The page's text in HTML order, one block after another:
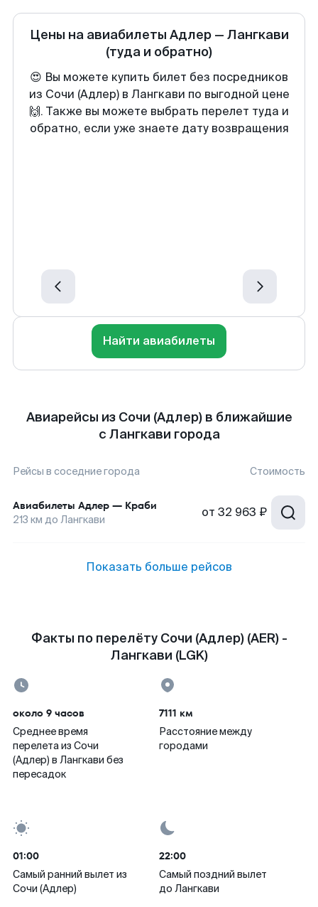
Цены на авиабилеты Адлер— Лангкави
(туда и обратно)
😍 Вы можете купить билет без посредников
из Сочи (Адлер) в Лангкави по выгодной цене
🙌. Также вы можете выбрать перелет туда и
обратно, если уже знаете дату возвращения
Найти авиабилеты
Авиарейсы из Сочи (Адлер) в ближайшие
с Лангкави города
Рейсы в соседние города Стоимость
Авиабилеты Адлер — Краби
213 км до Лангкави от 32 963 ₽
Показать больше рейсов
Факты по перелёту Сочи (Адлер) (AER) -
Лангкави (LGK)
около 9 часов
Среднее время
перелета из Сочи
(Адлер) в Лангкави без
пересадок
7111 км
Расстояние между
городами
01:00
Самый ранний вылет из
Сочи (Адлер)
22:00
Самый поздний вылет
до Лангкави